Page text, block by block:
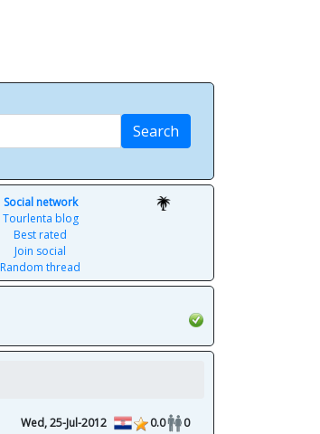
Search
Social network
Tourlenta blog
Best rated
Join social
Random thread
Wed, 25-Jul-2012 0.0 0